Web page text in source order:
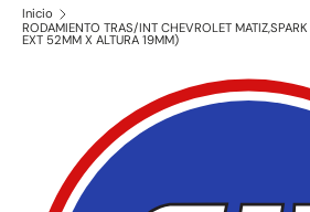
Inicio
RODAMIENTO TRAS/INT CHEVROLET
EXT 52MM X ALTURA 19MM)